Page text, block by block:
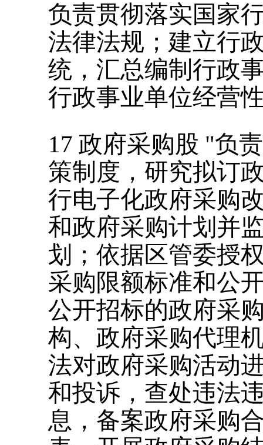
负责贯彻落实国家
法律法规；建立行
统，汇总编制行政
行政事业单位经营
17 政府采购股 "负
策制度，研究拟订
行电子化政府采购
和政府采购计划并
划；依据区管委授
采购限额标准和公
公开招标的政府采
构、政府采购代理
法对政府采购活动
和投诉，查处违法
息，备案政府采购